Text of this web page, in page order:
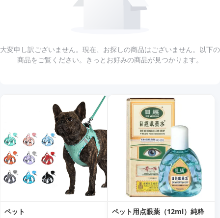
大変申し訳ございません。現在、お探しの商品はございません。以下の
商品をご覧ください。きっとお好みの商品が見つかります。
ペット
ペット用点眼薬（12ml）純粋